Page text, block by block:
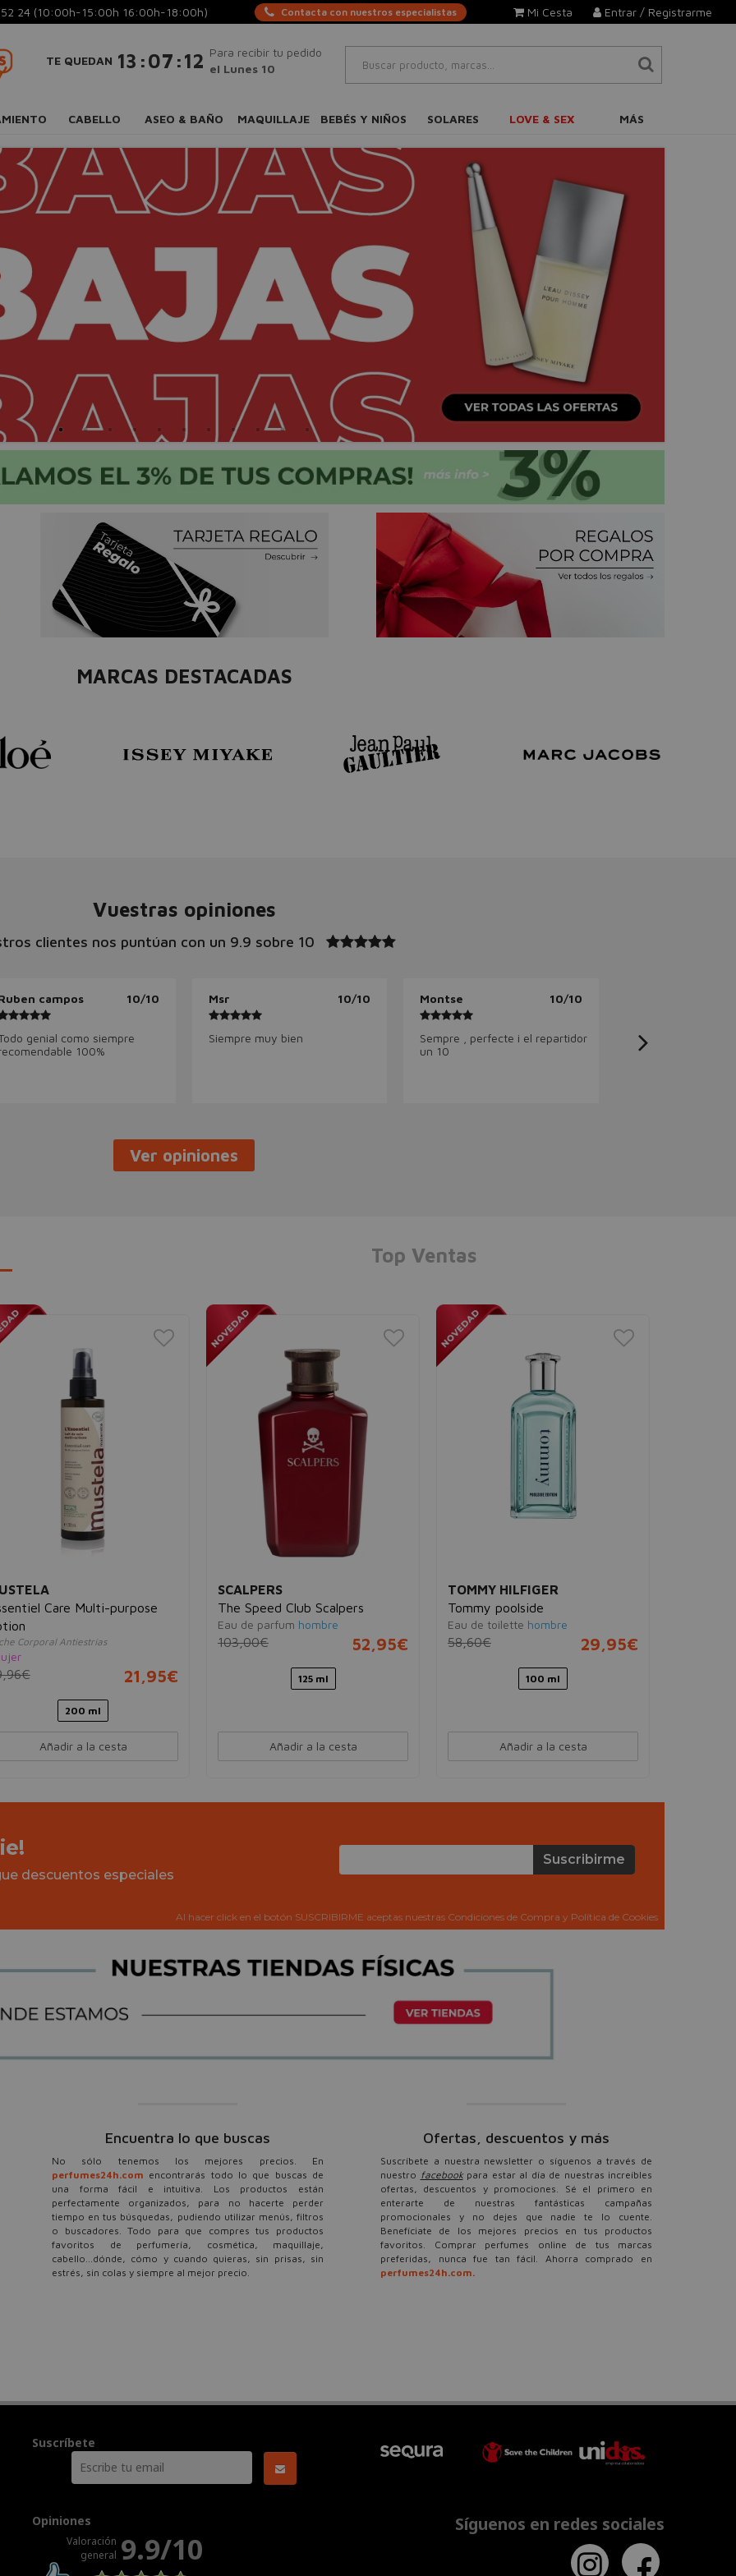
24 (10:00h-15:00h 16:00h-18:00h) Contacta con nuestros especialistas Entrar / Registrarme
Mi Cesta
TE QUEDAN 13 :07 :12 Para recibir tu pedido
el Lunes 10
CABELLO ASEO & BAÑO MAQUILLAJE BEBÉS Y NIÑOS SOLARES LOVE & SEX MÁS
MARCAS DESTACADAS
Vuestras opiniones
clientes nos puntúan con un 9.9 sobre 10
campos 10/10
genial como siempre
100%
Msr 10/10
Siempre muy bien
Montse 10/10
Sempre , perfecte i el repartidor
un 10
Ver opiniones
Top Ventas
Care Multi-purpose
Corporal Antiestrías
21,95€
200 ml
Añadir a la cesta
SCALPERS
The Speed Club Scalpers
Eau de parfum hombre
103,00€ 52,95€
125 ml
Añadir a la cesta
TOMMY HILFIGER
Tommy poolside
Eau de toilette hombre
58,60€ 29,95€
100 ml
Añadir a la cesta
descuentos especiales
Suscribirme
Al hacer click en el botón SUSCRIBIRME aceptas nuestras Condiciones de Compra y Política de Cookies
Encuentra lo que buscas
No sólo tenemos los mejores precios. En
perfumes24h.com encontrarás todo lo que buscas de
una forma fácil e intuitiva. Los productos están
perfectamente organizados, para no hacerte perder
tiempo en tus búsquedas, pudiendo utilizar menús, filtros
o buscadores. Todo para que compres tus productos
favoritos de perfumería, cosmética, maquillaje,
cabello...dónde, cómo y cuando quieras, sin prisas, sin
estrés, sin colas y siempre al mejor precio.
Ofertas, descuentos y más
Suscríbete a nuestra newsletter o síguenos a través de
nuestro facebookpara estar al día de nuestras increíbles
ofertas, descuentos y promociones. Sé el primero en
enterarte de nuestras fantásticas campañas
promocionales y no dejes que nadie te lo cuente.
Benefíciate de los mejores precios en tus productos
favoritos. Comprar perfumes online de tus marcas
preferidas, nunca fue tan fácil. Ahorra comprado en
perfumes24h.com.
Suscríbete
Opiniones
Valoración
general 9.9/10
Síguenos en redes sociales